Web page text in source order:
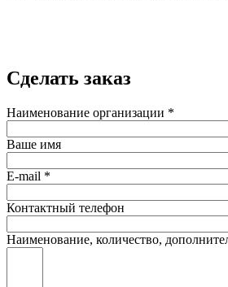
Сделать заказ
Наименование организации *
Ваше имя
E-mail *
Контактный телефон
Наименование, количество,